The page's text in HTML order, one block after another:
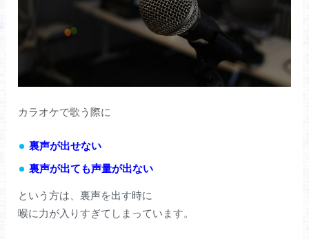
カラオケで歌う際に
裏声が出せない
裏声が出ても声量が出ない
という方は、裏声を出す時に
喉に力が入りすぎてしまっています。